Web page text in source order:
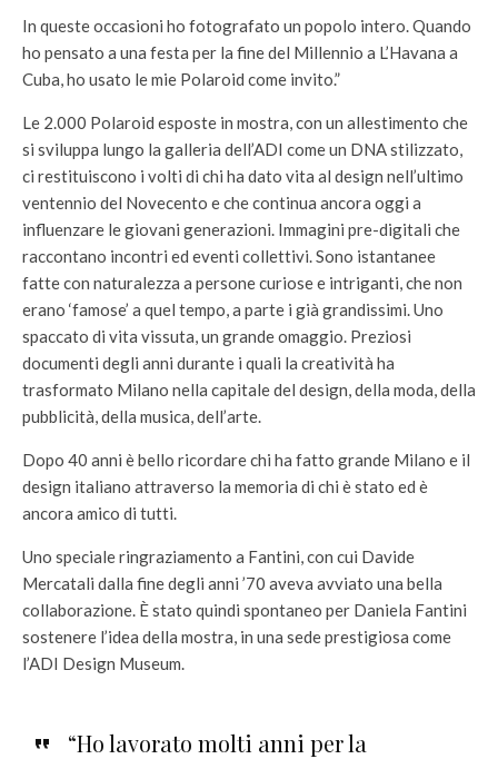
In queste occasioni ho fotografato un popolo intero. Quando
ho pensato a una festa per la fine del Millennio a L’Havana a
Cuba, ho usato le mie Polaroid come invito.”
Le 2.000 Polaroid esposte in mostra, con un allestimento che
si sviluppa lungo la galleria dell’ADI come un DNA stilizzato,
ci restituiscono i volti di chi ha dato vita al design nell’ultimo
ventennio del Novecento e che continua ancora oggi a
influenzare le giovani generazioni. Immagini pre-digitali che
raccontano incontri ed eventi collettivi. Sono istantanee
fatte con naturalezza a persone curiose e intriganti, che non
erano ‘famose’ a quel tempo, a parte i già grandissimi. Uno
spaccato di vita vissuta, un grande omaggio. Preziosi
documenti degli anni durante i quali la creatività ha
trasformato Milano nella capitale del design, della moda, della
pubblicità, della musica, dell’arte.
Dopo 40 anni è bello ricordare chi ha fatto grande Milano e il
design italiano attraverso la memoria di chi è stato ed è
ancora amico di tutti.
Uno speciale ringraziamento a Fantini, con cui Davide
Mercatali dalla fine degli anni ’70 aveva avviato una bella
collaborazione. È stato quindi spontaneo per Daniela Fantini
sostenere l’idea della mostra, in una sede prestigiosa come
l’ADI Design Museum.
“Ho lavorato molti anni per la